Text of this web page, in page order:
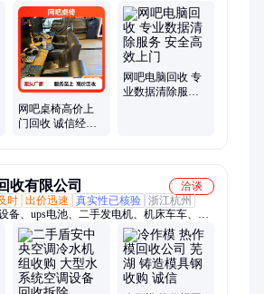
网吧桌椅高价上
门回收 诚信经营
网吧电脑回收 专
业数据清除服务
收有限公司
洽谈
时 出价迅速 真实性已核验 浙江杭州
备、ups电池、二手发电机、机床车车、旧
锅炉回收、电脑回收、废旧电力、老式电
拆除、电缆回收、华为服务器、厂设备拆
压配电房、锅炉热交换、电子厂设备、机械
、发物资回收、废旧变压器、废旧电路板